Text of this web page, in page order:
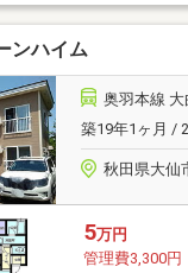
ンハイム
奥羽本線
築19年1ヶ月 /
秋田県大仙
5万円
管理費3,300円